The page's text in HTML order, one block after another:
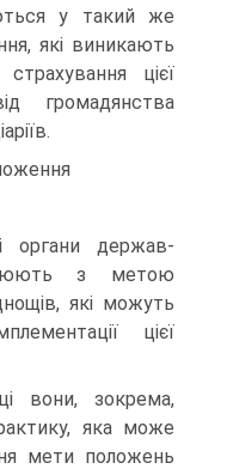
у такий же
які виникають
цієї
громадянства
органи держав-
з метою
які можуть
цієї
вони, зокрема,
яка може
мети положень